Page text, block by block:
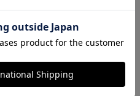
、ハリやコシのある風合い。使い
のは、手間暇をかけたピット鞣し
けや、バッグインバッグにもかさ
描く、美しいドレープをお楽しみ